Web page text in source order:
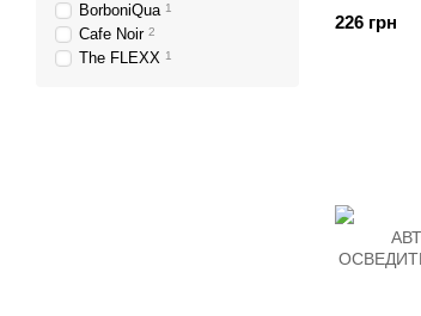
WICK
226 грн
BorboniQua 1
Cafe Noir 2
The FLEXX 1